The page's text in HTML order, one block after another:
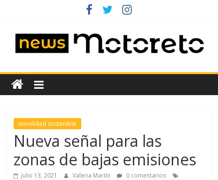
News
Motoreto
Noticias
coches
de
ocasión
movilidad sostenible
Nueva señal para las
zonas de bajas emisiones
julio 13, 2021 Valeria Martín
0 comentarios